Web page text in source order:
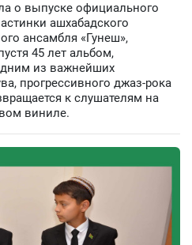
о выпуске официального
ашхабадского
ансамбля «Гунеш»,
45 лет альбом,
из важнейших
прогрессивного джаз-рока
к слушателям на
виниле.